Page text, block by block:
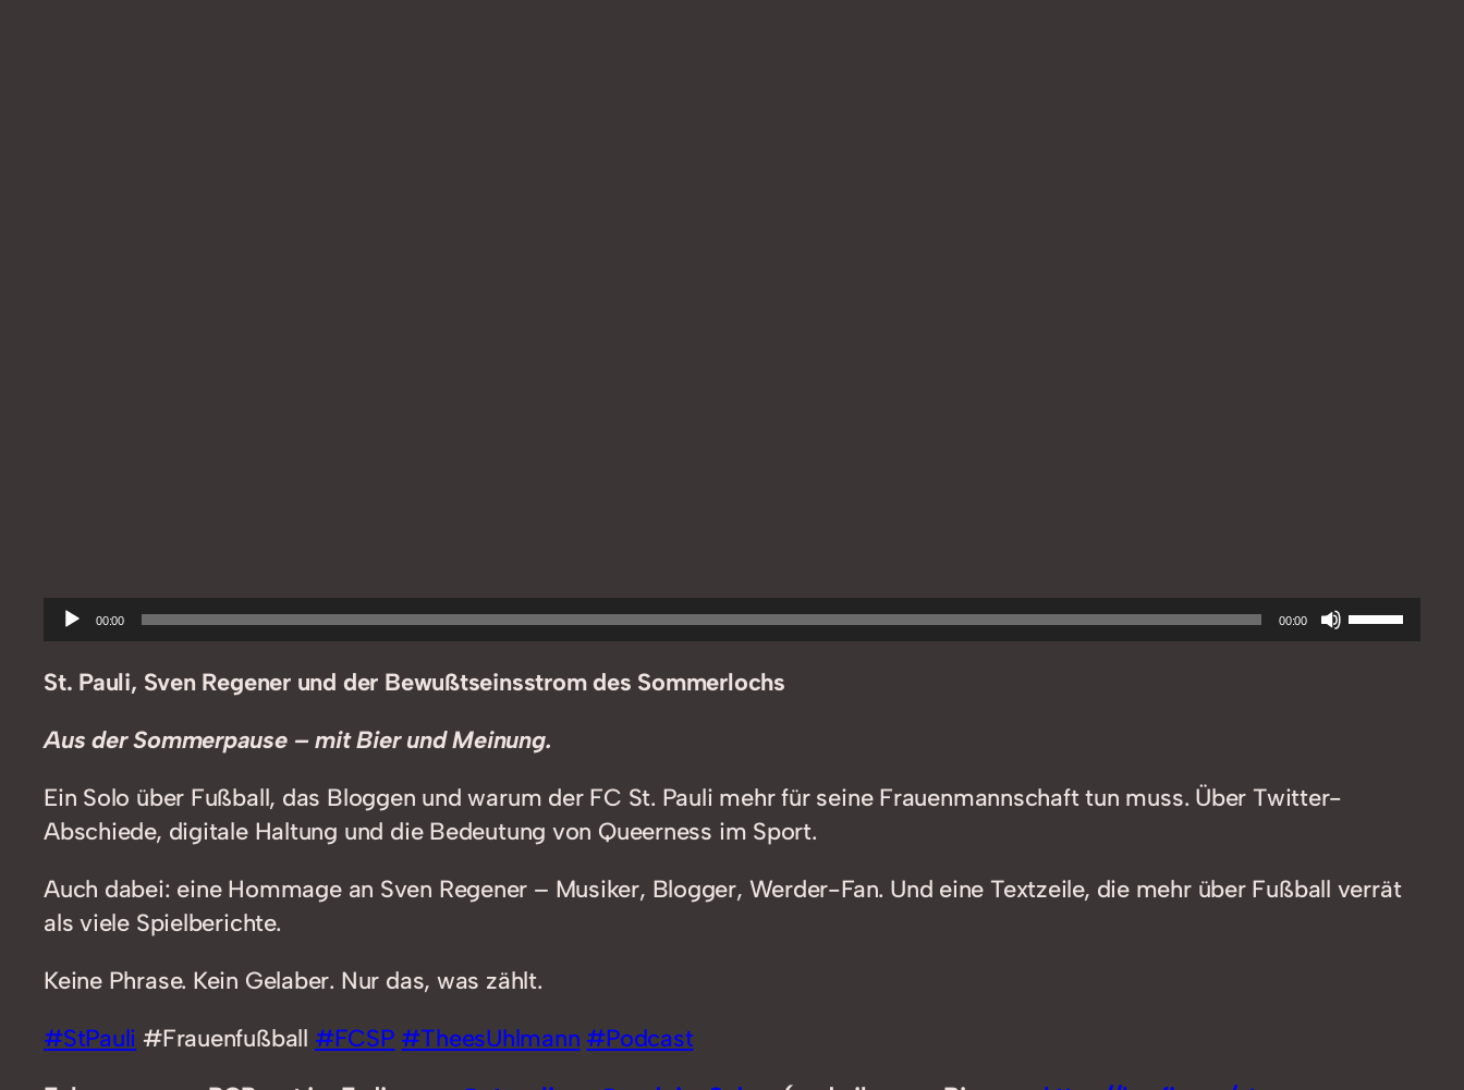
Audio-
Player
00:00 00:00
Pfeiltasten
Hoch/
St. Pauli, Sven Regener und der Bewußtseinsstrom des Sommerlochs
Aus der Sommerpause – mit Bier und Meinung.
Ein Solo über Fußball, das Bloggen und warum der FC St. Pauli mehr für seine Frauenmannschaft tun muss. Über Twitter-
Abschiede, digitale Haltung und die Bedeutung von Queerness im Sport.
Auch dabei: eine Hommage an Sven Regener – Musiker, Blogger, Werder-Fan. Und eine Textzeile, die mehr über Fußball verrät
als viele Spielberichte.
Keine Phrase. Kein Gelaber. Nur das, was zählt.
#StPauli #Frauenfußball #FCSP #TheesUhlmann #Podcast